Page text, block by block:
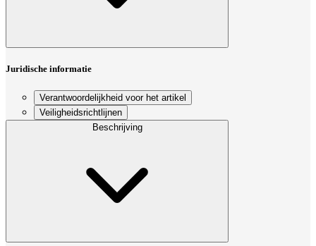
Juridische informatie
Verantwoordelijkheid voor het artikel
Veiligheidsrichtlijnen
Beschrijving